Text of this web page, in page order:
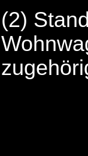
(2)